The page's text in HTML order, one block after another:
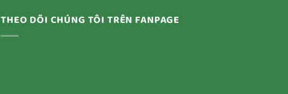
THEO DÕI CHÚNG TÔI TRÊN FANPAGE